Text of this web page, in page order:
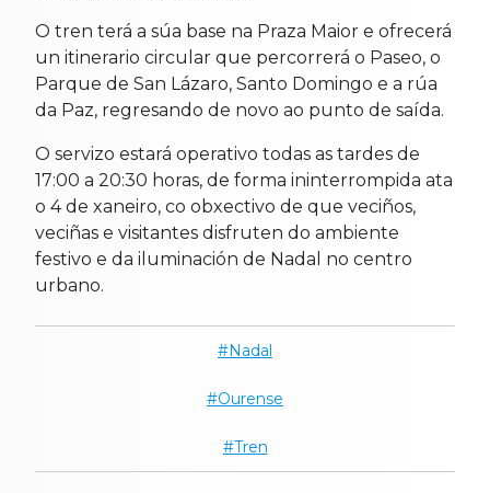
O tren terá a súa base na Praza Maior e ofrecerá
un itinerario circular que percorrerá o Paseo, o
Parque de San Lázaro, Santo Domingo e a rúa
da Paz, regresando de novo ao punto de saída.
O servizo estará operativo todas as tardes de
17:00 a 20:30 horas, de forma ininterrompida ata
o 4 de xaneiro, co obxectivo de que veciños,
veciñas e visitantes disfruten do ambiente
festivo e da iluminación de Nadal no centro
urbano.
Nadal
Ourense
Tren